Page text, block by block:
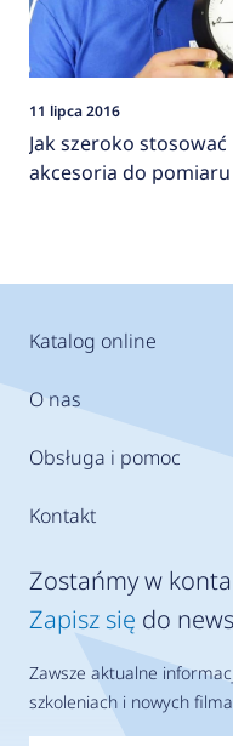
11 lipca 2016
Jak szeroko
akcesoria do
Katalog online
O nas
Obsługa i pomoc
Kontakt
Zostańmy w
Zapisz się do
Zawsze aktualne
szkoleniach i nowych